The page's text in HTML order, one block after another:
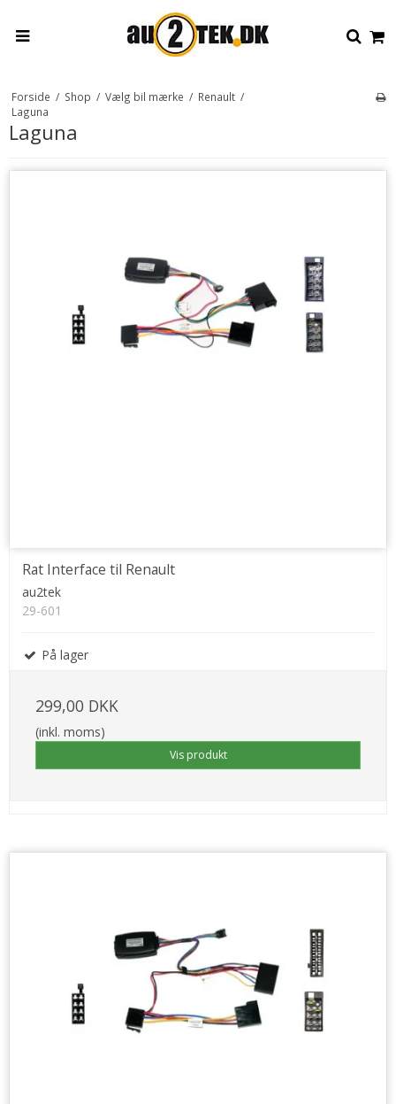
Forside / Shop / Vælg bil mærke / Renault /
Laguna
Laguna
Rat Interface til Renault
au2tek
29-601
På lager
299,00 DKK
(inkl. moms)
Vis produkt